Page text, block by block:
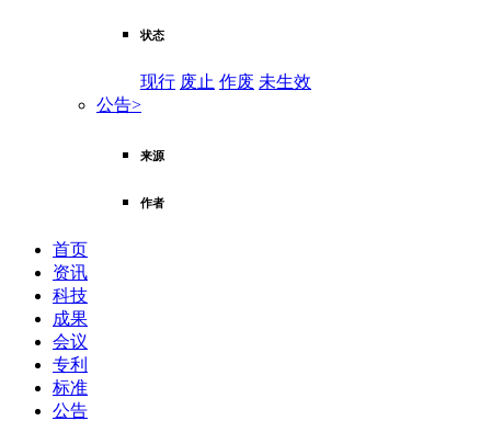
状态
现行 废止 作废 未生效
公告>
来源
作者
首页
资讯
科技
成果
会议
专利
标准
公告